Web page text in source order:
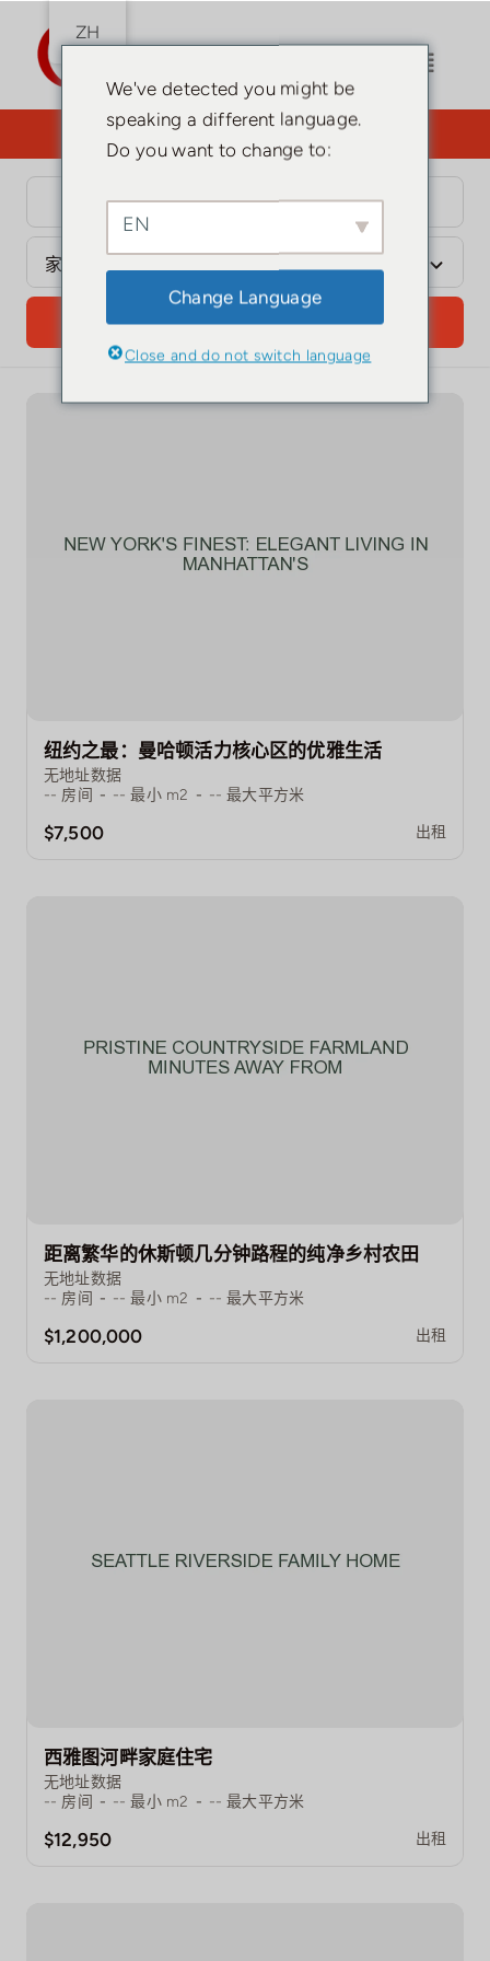
容
切
换
家
土耳其国籍
居留许可证
您需要律师吗？点击此处。
搜索
纽约之最：曼哈顿活力核心区的优雅生活
无地址数据
-- 房间 - -- 最小 m2 - -- 最大平方米
$7,500 出租
距离繁华的休斯顿几分钟路程的纯净乡村农田
无地址数据
-- 房间 - -- 最小 m2 - -- 最大平方米
$1,200,000 出租
西雅图河畔家庭住宅
无地址数据
-- 房间 - -- 最小 m2 - -- 最大平方米
$12,950 出租
ZH
We've detected you might be
speaking a different language.
Do you want to change to:
EN
Change Language
Close and do not switch language